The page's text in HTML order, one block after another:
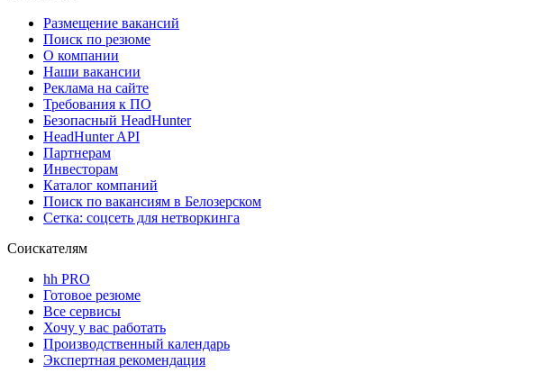
Размещение вакансий
Поиск по резюме
О компании
Наши вакансии
Реклама на сайте
Требования к ПО
Безопасный HeadHunter
HeadHunter API
Партнерам
Инвесторам
Каталог компаний
Поиск по вакансиям в Белозерском
Сетка: соцсеть для нетворкинга
Соискателям
hh PRO
Готовое резюме
Все сервисы
Хочу у вас работать
Производственный календарь
Экспертная рекомендация